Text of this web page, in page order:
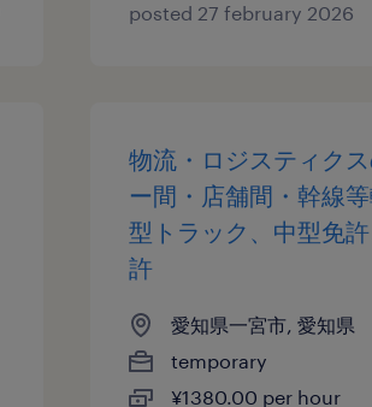
posted 27 february 2026
物流・ロジスティク
ー間・店舗間・幹線
型トラック、中型免
許
愛知県一宮市, 愛知県
temporary
¥1380.00 per hour